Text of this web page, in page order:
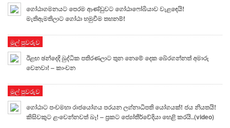
ගෝඨාගමනයට පෙරම ආණ්ඩුවට ගෝඨාෆෝබියාව වැළඳෙයි!
මැතිඇමතිලාට ගෝඨා හමුවීම තහනම්!
මුල් පුවරුව
ඊළඟ ඡන්දෙදි බුද්ධික පතිරණලාට තුන නෙමේ දෙක බේරගන්නත් අමාරු
වෙනවා! – කාංචන
මුල් පුවරුව
ගෝඨාට පංචමහා රාජයෝගය පරයන ලග්නාධිපති යෝගයක්! ජය නියතයි!
කිසිවකුට ළංවෙන්නවත් බෑ! – ප්‍රකට ජ්‍යෝතීර්වේදියා හෙළි කරයි..(video)